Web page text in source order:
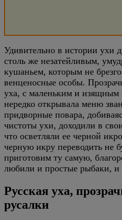
Удивительно в истории ухи
столь же незатейливым,
кушаньем, которым не
венценосные особы.
уха, с маленьким и изящным
нередко открывала меню
придворные повара,
чистоты ухи, доходили в
что осветляли ее черной
черную икру переводить не
приготовим ту самую,
любили и простые рыбаки, и
Русская уха,
русалки